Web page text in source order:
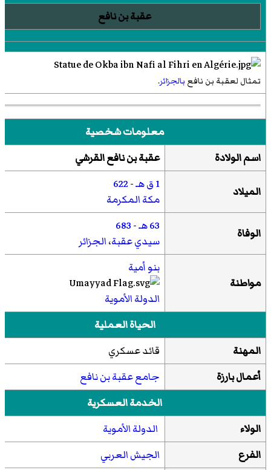
عقبة بن نافع
تمثال لعقبة بن نافع بالجزائر.
معلومات شخصية
اسم الولادة
عقبة بن نافع القرشي
الميلاد 1 ق هـ -
622
مكة المكرمة
الوفاة 63 هـ -
683
سيدي عقبة،الجزائر
مواطنة
بنو أمية
الدولة الأموية
الحياة العملية
المهنة
قائد عسكري
أعمال بارزة
جامع عقبة بن نافع
الخدمة العسكرية
الولاء
الدولة الأموية
الفرع
الجيش العربي